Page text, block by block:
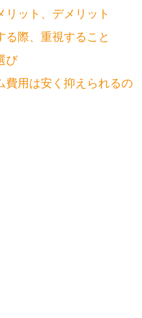
ット、デメリット
際、重視すること
び
費用は安く抑えられるの